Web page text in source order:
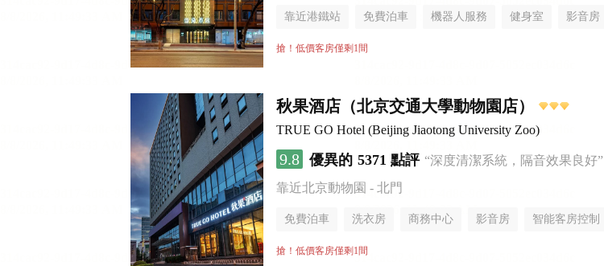
靠近港鐵站 免費泊車 機器人服務 健身室 影音房
行李寄存服務
搶！低價客房僅剩1間
秋果酒店（北京交通大學動物園店）
TRUE GO Hotel (Beijing Jiaotong University Zoo)
9.8 優異的 5371 點評 “深度清潔系統，隔音效果良好”
靠近北京動物園 - 北門
免費泊車 洗衣房 商務中心 影音房 智能客房控制
搶！低價客房僅剩1間